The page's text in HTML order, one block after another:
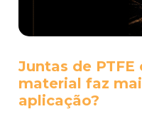
Juntas de PTFE
material faz
aplicação?